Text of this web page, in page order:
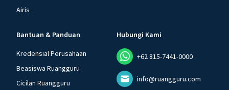
Airis
Bantuan & Panduan
Kredensial Perusahaan
Beasiswa Ruangguru
Cicilan Ruangguru
Hubungi Kami
+62 815-7441-0000
info@ruangguru.com